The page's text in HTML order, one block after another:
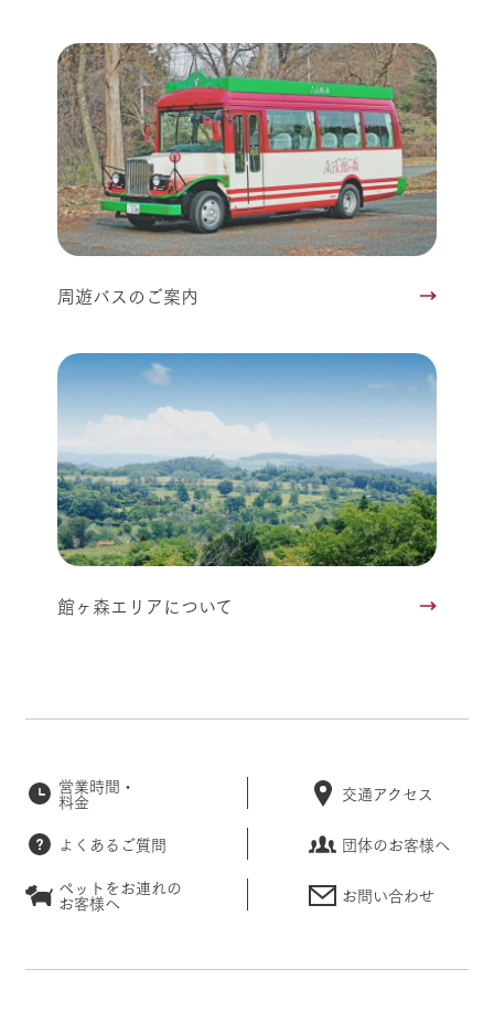
周遊バスのご案内
館ヶ森エリアについて
営業時間・
料金 交通アクセス
よくあるご質問
団体のお客様へ
ペットをお連れの
お客様へ お問い合わせ